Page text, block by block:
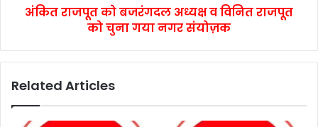
अंकित राजपूत को बजरंगदल अध्यक्ष व विनित राजपूत
को चुना गया नगर संयोज़क
Related Articles